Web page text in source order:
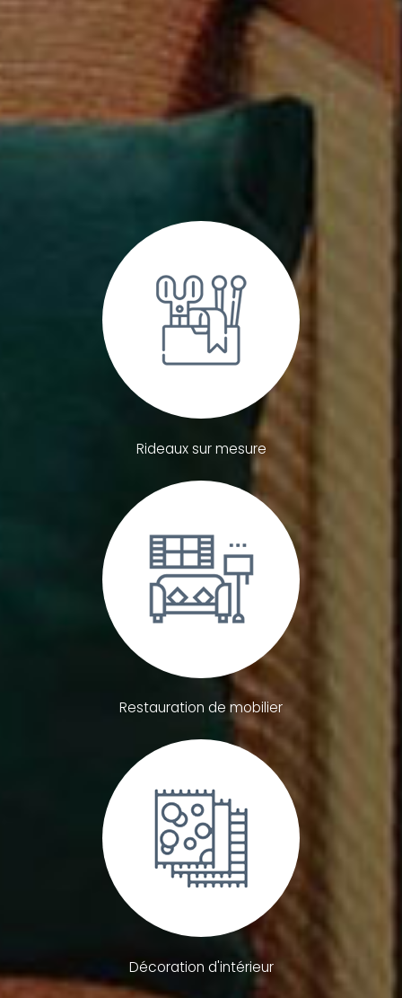
Rideaux sur mesure
Restauration de mobilier
Décoration d'intérieur